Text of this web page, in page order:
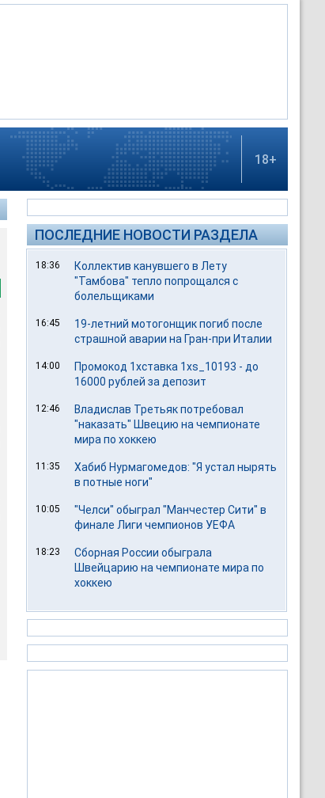
18+
ПОСЛЕДНИЕ НОВОСТИ РАЗДЕЛА
18:36
Коллектив канувшего в Лету
"Тамбова" тепло попрощался с
болельщиками
16:45
19-летний мотогонщик погиб после
страшной аварии на Гран-при Италии
14:00
Промокод 1хставка 1xs_10193 - до
16000 рублей за депозит
12:46
Владислав Третьяк потребовал
"наказать" Швецию на чемпионате
мира по хоккею
11:35
Хабиб Нурмагомедов: "Я устал нырять
в потные ноги"
10:05
"Челси" обыграл "Манчестер Сити" в
финале Лиги чемпионов УЕФА
18:23
Сборная России обыграла
Швейцарию на чемпионате мира по
хоккею